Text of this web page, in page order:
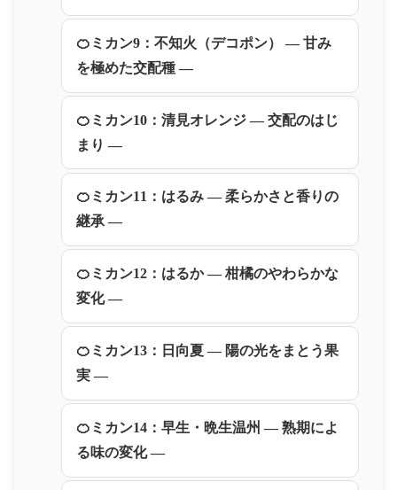
🍊ミカン9：不知火（デコポン） ― 甘み
を極めた交配種 ―
🍊ミカン10：清見オレンジ ― 交配のはじ
まり ―
🍊ミカン11：はるみ ― 柔らかさと香りの
継承 ―
🍊ミカン12：はるか ― 柑橘のやわらかな
変化 ―
🍊ミカン13：日向夏 ― 陽の光をまとう果
実 ―
🍊ミカン14：早生・晩生温州 ― 熟期によ
る味の変化 ―